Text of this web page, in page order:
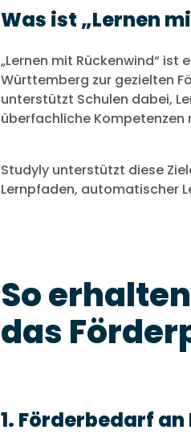
Was ist „Lernen
„Lernen mit Rückenwind“
Württemberg zur gezielten
unterstützt Schulen dabei,
überfachliche Kompetenzen
Studyly unterstützt diese
Lernpfaden, automatischer
So
das
1. Förderbedarf